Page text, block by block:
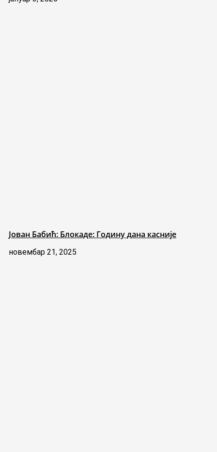
Јован Бабић: Блокаде: Годину дана касније
новембар 21, 2025